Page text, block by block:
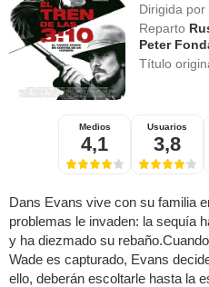
Dirigida por
Reparto
Peter
Título
Medios
4,1
Usuarios
3,8
Dans Evans vive con su familia
problemas le invaden: la sequía
y ha diezmado su
Wade es capturado, Evans
ello, deberán escoltarle hasta la